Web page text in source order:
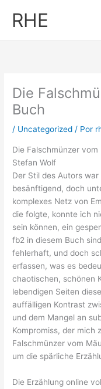
RHE
Die
Buch
/ Uncategorized / Por
Die Falschmünzer vom
Stefan Wolf
Der Stil des Autors
besänftigend, doch
komplexes Netz von
die folgte, konnte ich
sein können, ein
fb2 in diesem Buch
fehlerhaft, und doch
erfassen, was es
chaotischen, schönen
lebendigen Seiten
auffälligen Kontrast
und dem Mangel an
Kompromiss, der mich
Falschmünzer vom
um die spärliche
Die Erzählung online